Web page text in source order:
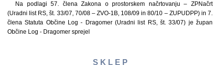
Na podlagi 57. člena Zakona o prostorskem načrtovanju – ZPNačrt
(Uradni list RS, št. 33/07, 70/08 – ZVO-1B, 108/09 in 80/10 – ZUPUDPP) in 7.
člena Statuta Občine Log - Dragomer (Uradni list RS, št. 33/07) je župan
Občine Log - Dragomer sprejel
S K L E P